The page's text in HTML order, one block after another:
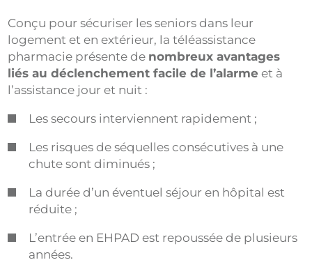
Conçu pour sécuriser les seniors dans leur
logement et en extérieur, la téléassistance
pharmacie présente de nombreux avantages
liés au déclenchement facile de l’alarme et à
l’assistance jour et nuit :
Les secours interviennent rapidement ;
Les risques de séquelles consécutives à une
chute sont diminués ;
La durée d’un éventuel séjour en hôpital est
réduite ;
L’entrée en EHPAD est repoussée de plusieurs
années.